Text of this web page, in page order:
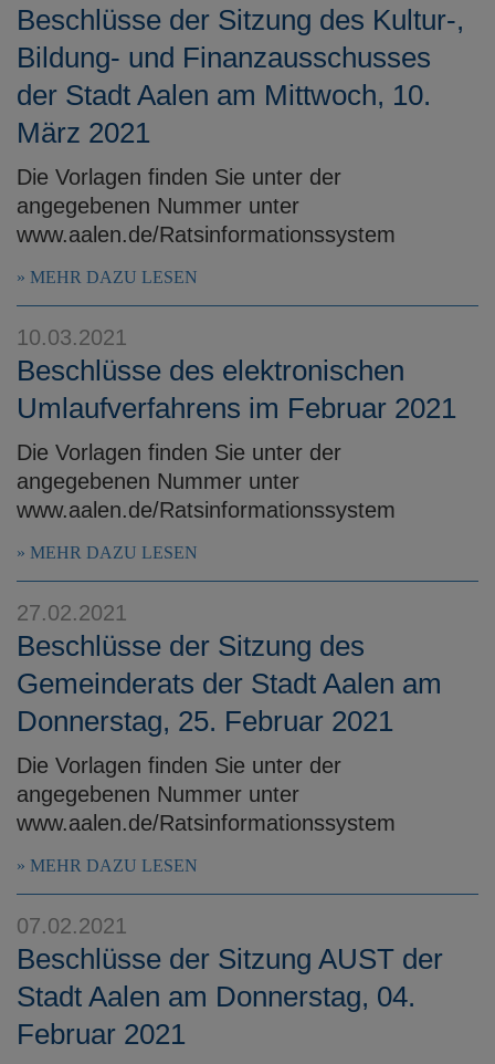
Beschlüsse der Sitzung des Kultur-,
Bildung- und Finanzausschusses
der Stadt Aalen am Mittwoch, 10.
März 2021
Die Vorlagen finden Sie unter der
angegebenen Nummer unter
www.aalen.de/Ratsinformationssystem
MEHR DAZU LESEN
10.03.2021
Beschlüsse des elektronischen
Umlaufverfahrens im Februar 2021
Die Vorlagen finden Sie unter der
angegebenen Nummer unter
www.aalen.de/Ratsinformationssystem
MEHR DAZU LESEN
27.02.2021
Beschlüsse der Sitzung des
Gemeinderats der Stadt Aalen am
Donnerstag, 25. Februar 2021
Die Vorlagen finden Sie unter der
angegebenen Nummer unter
www.aalen.de/Ratsinformationssystem
MEHR DAZU LESEN
07.02.2021
Beschlüsse der Sitzung AUST der
Stadt Aalen am Donnerstag, 04.
Februar 2021